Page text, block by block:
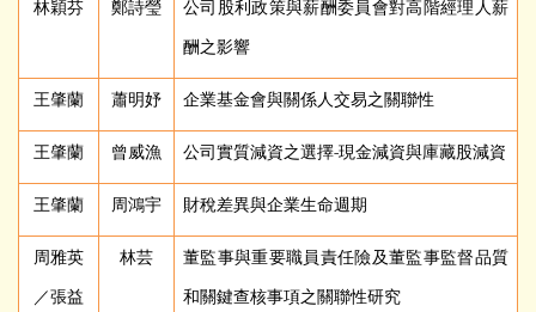
林穎芬 鄭詩瑩
公司股利政策與薪酬委員會對高階經理人薪
酬之影響
王肇蘭 蕭明妤 企業基金會與關係人交易之關聯性
王肇蘭 曾威漁 公司實質減資之選擇-現金減資與庫藏股減資
王肇蘭 周鴻宇 財稅差異與企業生命週期
周雅英
／張益
林芸
董監事與重要職員責任險及董監事監督品質
和關鍵查核事項之關聯性研究